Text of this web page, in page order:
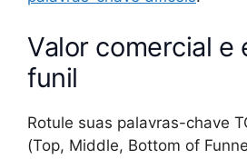
Valor comercial e
funil
Rotule suas palavras-chave
(Top, Middle, Bottom of